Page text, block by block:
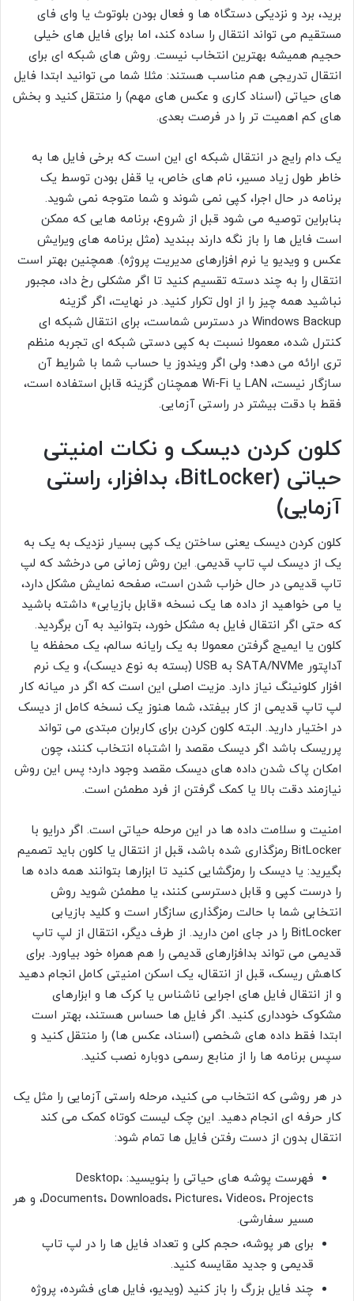
برید، برد و نزدیکی دستگاه ها و فعال بودن بلوتوث یا وای فای
مستقیم می تواند انتقال را ساده کند، اما برای فایل های خیلی
حجیم همیشه بهترین انتخاب نیست. روش های شبکه ای برای
انتقال تدریجی هم مناسب هستند: مثلا شما می توانید ابتدا فایل
های حیاتی (اسناد کاری و عکس های مهم) را منتقل کنید و بخش
های کم اهمیت تر را در فرصت بعدی.
یک دام رایج در انتقال شبکه ای این است که برخی فایل ها به
خاطر طول زیاد مسیر، نام های خاص، یا قفل بودن توسط یک
برنامه در حال اجرا، کپی نمی شوند و شما متوجه نمی شوید.
بنابراین توصیه می شود قبل از شروع، برنامه هایی که ممکن
است فایل ها را باز نگه دارند ببندید (مثل برنامه های ویرایش
عکس و ویدیو یا نرم افزارهای مدیریت پروژه). همچنین بهتر است
انتقال را به چند دسته تقسیم کنید تا اگر مشکلی رخ داد، مجبور
نباشید همه چیز را از اول تکرار کنید. در نهایت، اگر گزینه
Windows Backup در دسترس شماست، برای انتقال شبکه ای
کنترل شده، معمولا نسبت به کپی دستی شبکه ای تجربه منظم
تری ارائه می دهد؛ ولی اگر ویندوز یا حساب شما با شرایط آن
سازگار نیست، LAN یا Wi-Fi همچنان گزینه قابل استفاده است،
فقط با دقت بیشتر در راستی آزمایی.
کلون کردن دیسک و نکات امنیتی
حیاتی (BitLocker، بدافزار، راستی
آزمایی)
کلون کردن دیسک یعنی ساختن یک کپی بسیار نزدیک به یک به
یک از دیسک لپ تاپ قدیمی. این روش زمانی می درخشد که لپ
تاپ قدیمی در حال خراب شدن است، صفحه نمایش مشکل دارد،
یا می خواهید از داده ها یک نسخه «قابل بازیابی» داشته باشید
که حتی اگر انتقال فایل به مشکل خورد، بتوانید به آن برگردید.
کلون یا ایمیج گرفتن معمولا به یک رایانه سالم، یک محفظه یا
آداپتور SATA/NVMe به USB (بسته به نوع دیسک)، و یک نرم
افزار کلونینگ نیاز دارد. مزیت اصلی این است که اگر در میانه کار
لپ تاپ قدیمی از کار بیفتد، شما هنوز یک نسخه کامل از دیسک
در اختیار دارید. البته کلون کردن برای کاربران مبتدی می تواند
پرریسک باشد اگر دیسک مقصد را اشتباه انتخاب کنند، چون
امکان پاک شدن داده های دیسک مقصد وجود دارد؛ پس این روش
نیازمند دقت بالا یا کمک گرفتن از فرد مطمئن است.
امنیت و سلامت داده ها در این مرحله حیاتی است. اگر درایو با
BitLocker رمزگذاری شده باشد، قبل از انتقال یا کلون باید تصمیم
بگیرید: یا دیسک را رمزگشایی کنید تا ابزارها بتوانند همه داده ها
را درست کپی و قابل دسترسی کنند، یا مطمئن شوید روش
انتخابی شما با حالت رمزگذاری سازگار است و کلید بازیابی
BitLocker را در جای امن دارید. از طرف دیگر، انتقال از لپ تاپ
قدیمی می تواند بدافزارهای قدیمی را هم همراه خود بیاورد. برای
کاهش ریسک، قبل از انتقال، یک اسکن امنیتی کامل انجام دهید
و از انتقال فایل های اجرایی ناشناس یا کرک ها و ابزارهای
مشکوک خودداری کنید. اگر فایل ها حساس هستند، بهتر است
ابتدا فقط داده های شخصی (اسناد، عکس ها) را منتقل کنید و
سپس برنامه ها را از منابع رسمی دوباره نصب کنید.
در هر روشی که انتخاب می کنید، مرحله راستی آزمایی را مثل یک
کار حرفه ای انجام دهید. این چک لیست کوتاه کمک می کند
انتقال بدون از دست رفتن فایل ها تمام شود:
فهرست پوشه های حیاتی را بنویسید: Desktop،
Documents، Downloads، Pictures، Videos، Projects، و هر
مسیر سفارشی.
برای هر پوشه، حجم کلی و تعداد فایل ها را در لپ تاپ
قدیمی و جدید مقایسه کنید.
چند فایل بزرگ را باز کنید (ویدیو، فایل های فشرده، پروژه